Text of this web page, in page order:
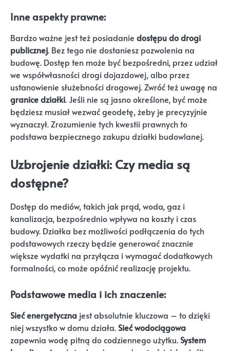
Inne aspekty prawne:
Bardzo ważne jest też posiadanie dostępu do drogi
publicznej. Bez tego nie dostaniesz pozwolenia na
budowę. Dostęp ten może być bezpośredni, przez udział
we współwłasności drogi dojazdowej, albo przez
ustanowienie służebności drogowej. Zwróć też uwagę na
granice działki. Jeśli nie są jasno określone, być może
będziesz musiał wezwać geodetę, żeby je precyzyjnie
wyznaczył. Zrozumienie tych kwestii prawnych to
podstawa bezpiecznego zakupu działki budowlanej.
Uzbrojenie działki: Czy media są
dostępne?
Dostęp do mediów, takich jak prąd, woda, gaz i
kanalizacja, bezpośrednio wpływa na koszty i czas
budowy. Działka bez możliwości podłączenia do tych
podstawowych rzeczy będzie generować znacznie
większe wydatki na przyłącza i wymagać dodatkowych
formalności, co może opóźnić realizację projektu.
Podstawowe media i ich znaczenie:
Sieć energetyczna jest absolutnie kluczowa – to dzięki
niej wszystko w domu działa.Sieć wodociągowa
zapewnia wodę pitną do codziennego użytku.System